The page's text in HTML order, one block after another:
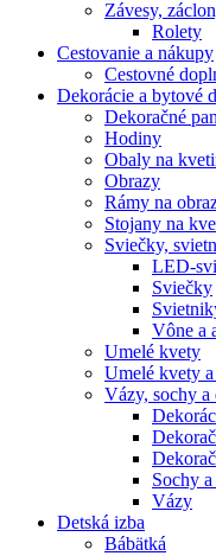
Závesy,
Rolety
Cestovanie a nákupy
Cestovné
Dekorácie a bytové
Dekoračné
Hodiny
Obaly na
Obrazy
Rámy na
Stojany na
Sviečky,
LED-
Sviečky
Vône a
Umelé kvety
Umelé kvety
Vázy, sochy a
Sochy
Vázy
Detská izba
Bábätká